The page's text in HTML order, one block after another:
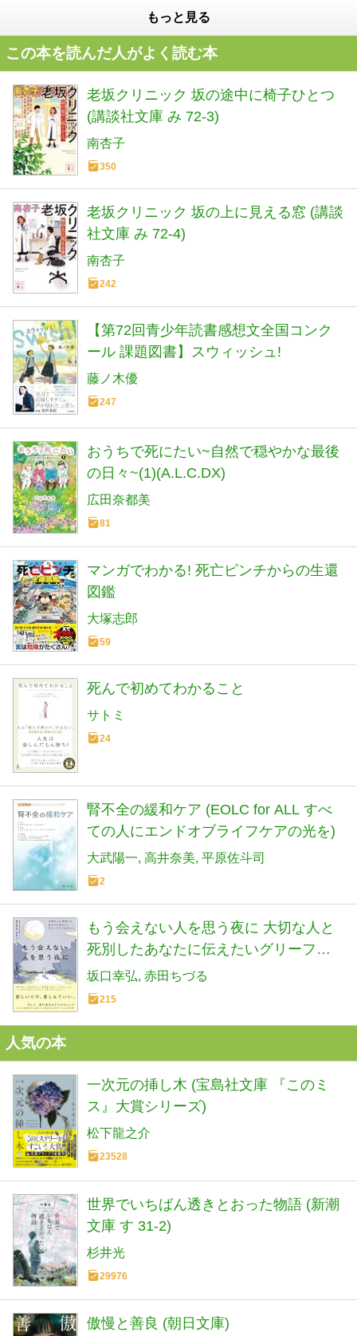
もっと見る
この本を読んだ人がよく読む本
老坂クリニック 坂の途中に椅子ひとつ
(講談社文庫 み 72-3)
南杏子
350
老坂クリニック 坂の上に見える窓 (講談
社文庫 み 72-4)
南杏子
242
【第72回青少年読書感想文全国コンク
ール 課題図書】スウィッシュ!
藤ノ木優
247
おうちで死にたい~自然で穏やかな最後
の日々~(1)(A.L.C.DX)
広田奈都美
81
マンガでわかる! 死亡ピンチからの生還
図鑑
大塚志郎
59
死んで初めてわかること
サトミ
24
腎不全の緩和ケア (EOLC for ALL すべ
ての人にエンドオブライフケアの光を)
大武陽一 高井奈美 平原佐斗司
2
もう会えない人を思う夜に 大切な人と
死別したあなたに伝えたいグリーフケ
ア２８のこと
坂口幸弘 赤田ちづる
215
人気の本
一次元の挿し木 (宝島社文庫 『このミ
ス』大賞シリーズ)
松下龍之介
23528
世界でいちばん透きとおった物語 (新潮
文庫 す 31-2)
杉井光
29976
傲慢と善良 (朝日文庫)